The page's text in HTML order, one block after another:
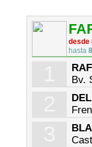
desde
hasta
Bv.